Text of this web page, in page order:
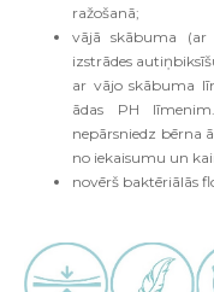
ražošanā;
vājā skābuma (ar
izstrādes
ar vājo skābuma
ādas PH
nepārsniedz bērna
no iekaisumu un
novērš baktēriālās